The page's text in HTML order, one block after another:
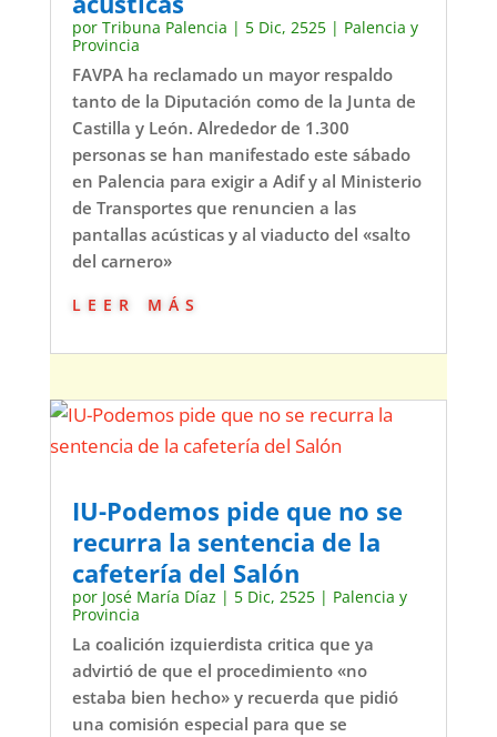
por Tribuna Palencia | 5 Dic, 2525| Palencia y
Provincia
FAVPA ha reclamado un mayor respaldo
tanto de la Diputación como de la Junta de
Castilla y León. Alrededor de 1.300
personas se han manifestado este sábado
en Palencia para exigir a Adif y al Ministerio
de Transportes que renuncien a las
pantallas acústicas y al viaducto del «salto
del carnero»
leer más
IU-Podemos pide que no se
recurra la sentencia de la
cafetería del Salón
por José María Díaz | 5 Dic, 2525| Palencia y
Provincia
La coalición izquierdista critica que ya
advirtió de que el procedimiento «no
estaba bien hecho» y recuerda que pidió
una comisión especial para que se